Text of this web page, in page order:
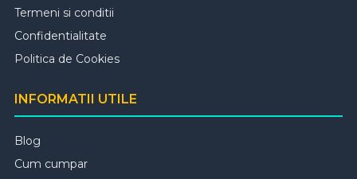
Termeni si conditii
Confidentialitate
Politica de Cookies
INFORMATII UTILE
Blog
Cum cumpar